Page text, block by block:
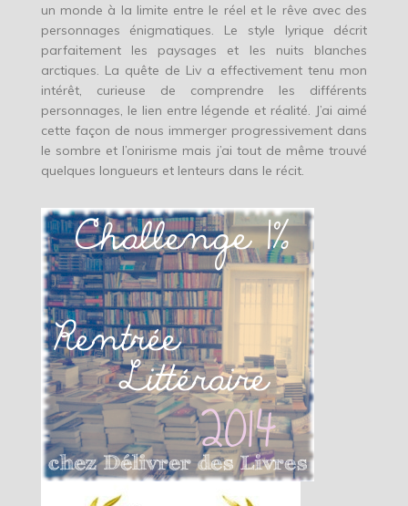
un monde à la limite entre le réel et le rêve avec des
personnages énigmatiques. Le style lyrique décrit
parfaitement les paysages et les nuits blanches
arctiques. La quête de Liv a effectivement tenu mon
intérêt, curieuse de comprendre les différents
personnages, le lien entre légende et réalité. J’ai aimé
cette façon de nous immerger progressivement dans
le sombre et l’onirisme mais j’ai tout de même trouvé
quelques longueurs et lenteurs dans le récit.